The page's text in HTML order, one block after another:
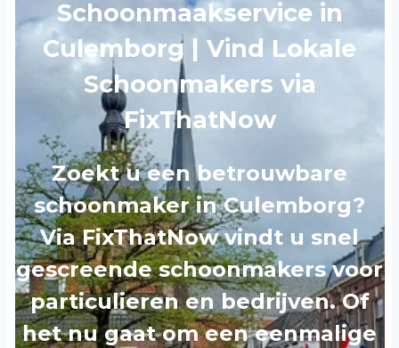
Schoonmaakservice in
Culemborg | Vind Lokale
Schoonmakers via
FixThatNow
Zoekt u een betrouwbare
schoonmaker in Culemborg?
Via FixThatNow vindt u snel
gescreende schoonmakers voor
particulieren en bedrijven. Of
het nu gaat om een eenmalige